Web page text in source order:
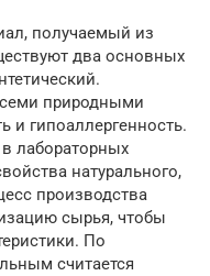
получаемый из
два основных
природными
и гипоаллергенность.
в лабораторных
натурального,
производства
сырья, чтобы
По
считается